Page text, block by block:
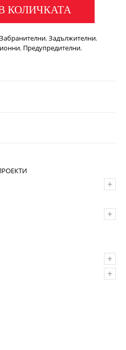
КОЛИЧКАТА
Забранителни,Задължителни,
, Предупредителни,
+
+
+
+